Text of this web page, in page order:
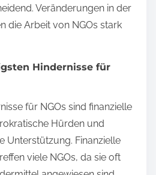
Veränderungen in der
die Arbeit von NGOs stark
Hindernisse für
für NGOs sind finanzielle
Hürden und
Unterstützung. Finanzielle
viele NGOs, da sie oft